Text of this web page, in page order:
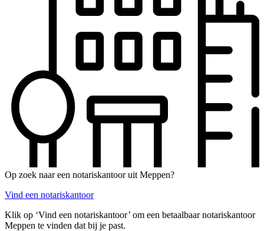
Op zoek naar een notariskantoor uit Meppen?
Vind een notariskantoor
Klik op ‘Vind een notariskantoor’ om een betaalbaar notariskantoor
Meppen te vinden dat bij je past.